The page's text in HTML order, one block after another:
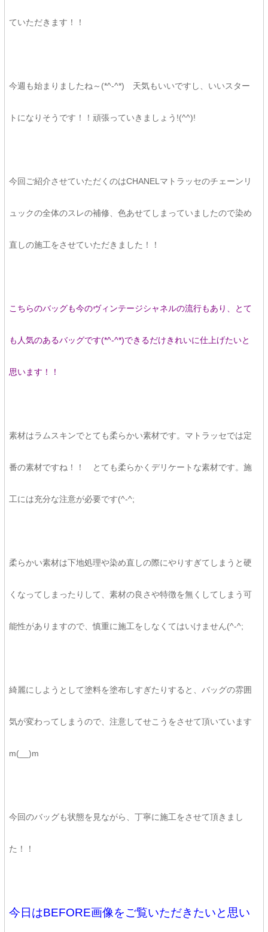
ていただきます！！
今週も始まりましたね～(*^-^*) 天気もいいですし、いいスター
トになりそうです！！頑張っていきましょう!(^^)!
今回ご紹介させていただくのはCHANELマトラッセのチェーンリ
ュックの全体のスレの補修、色あせてしまっていましたので染め
直しの施工をさせていただきました！！
こちらのバッグも今のヴィンテージシャネルの流行もあり、とて
も人気のあるバッグです(*^-^*)できるだけきれいに仕上げたいと
思います！！
素材はラムスキンでとても柔らかい素材です。マトラッセでは定
番の素材ですね！！ とても柔らかくデリケートな素材です。施
工には充分な注意が必要です(^-^;
柔らかい素材は下地処理や染め直しの際にやりすぎてしまうと硬
くなってしまったりして、素材の良さや特徴を無くしてしまう可
能性がありますので、慎重に施工をしなくてはいけません(^-^;
綺麗にしようとして塗料を塗布しすぎたりすると、バッグの雰囲
気が変わってしまうので、注意してせこうをさせて頂いています
m(__)m
今回のバッグも状態を見ながら、丁寧に施工をさせて頂きまし
た！！
今日はBEFORE画像をご覧いただきたいと思い